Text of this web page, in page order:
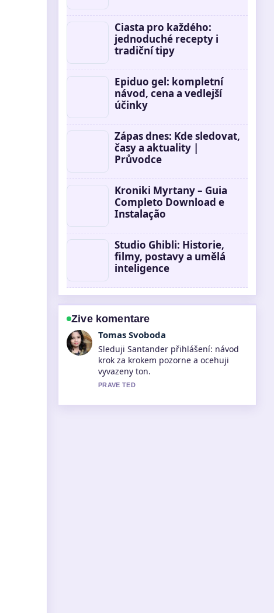
Ciasta pro každého:
jednoduché recepty i
tradiční tipy
Epiduo gel: kompletní
návod, cena a vedlejší
účinky
Zápas dnes: Kde sledovat,
časy a aktuality |
Průvodce
Kroniki Myrtany – Guia
Completo Download e
Instalação
Studio Ghibli: Historie,
filmy, postavy a umělá
inteligence
Zive komentare
Petra Novotna
Uzitecny kontext k Cestovní kufry –
průvodce výběrem, srovnání
značek.... Prosim pokracujte v
prubeznych aktualizacich.